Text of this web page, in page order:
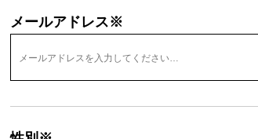
メールアドレス※